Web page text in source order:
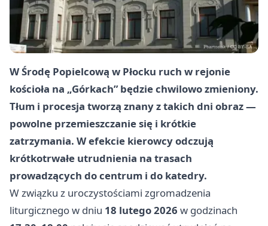
W Środę Popielcową w Płocku ruch w rejonie
kościoła na „Górkach” będzie chwilowo zmieniony.
Tłum i procesja tworzą znany z takich dni obraz —
powolne przemieszczanie się i krótkie
zatrzymania. W efekcie kierowcy odczują
krótkotrwałe utrudnienia na trasach
prowadzących do centrum i do katedry.
W związku z uroczystościami zgromadzenia
liturgicznego w dniu 18 lutego 2026 w godzinach